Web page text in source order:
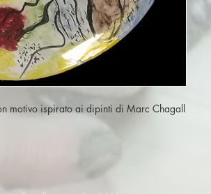
motivo ispirato ai dipinti di Marc Chagall